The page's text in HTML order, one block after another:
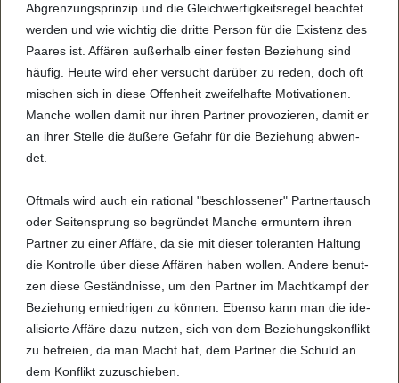
Abgren­zungs­prin­zip und die Gleich­wer­tig­keits­re­gel beach­tet
wer­den und wie wich­tig die dritte Per­son für die Exis­tenz des
Paa­res ist. Affä­ren außer­halb einer fes­ten Bezie­hung sind
häu­fig. Heute wird eher ver­sucht dar­über zu reden, doch oft
mischen sich in diese Offen­heit zwei­fel­hafte Moti­va­ti­o­nen.
Man­che wol­len damit nur ihren Part­ner pro­vo­zie­ren, damit er
an ihrer Stelle die äußere Gefahr für die Bezie­hung abwen­
det.
Oft­mals wird auch ein rati­o­nal "beschlos­se­ner" Part­ner­tausch
oder Sei­ten­sprung so begrün­det Man­che ermun­tern ihren
Part­ner zu einer Affäre, da sie mit die­ser tole­ran­ten Hal­tung
die Kon­trolle über diese Affä­ren haben wol­len. Andere benut­
zen diese Geständ­nisse, um den Part­ner im Macht­kampf der
Bezie­hung ernied­ri­gen zu kön­nen. Ebenso kann man die ide­
a­li­sierte Affäre dazu nut­zen, sich von dem Bezie­hungs­kon­flikt
zu befreien, da man Macht hat, dem Part­ner die Schuld an
dem Kon­flikt zuzu­schie­ben.